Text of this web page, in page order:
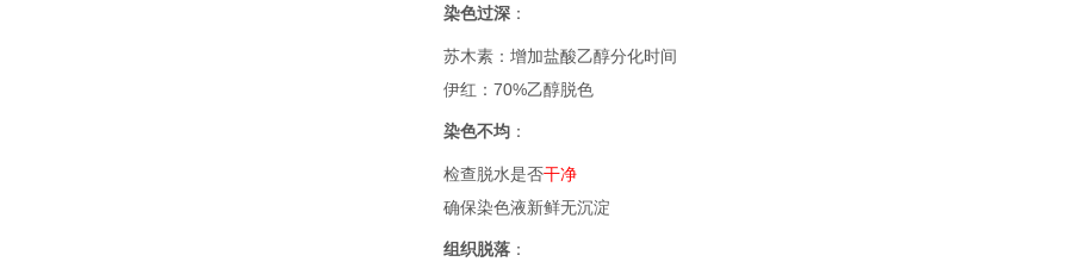
染色过深 ‌：
苏木素：增加盐酸乙醇分化时间
伊红：70%乙醇脱色
染色不均 ‌：
检查脱水是否干净
确保染色液新鲜无沉淀
组织脱落 ‌：